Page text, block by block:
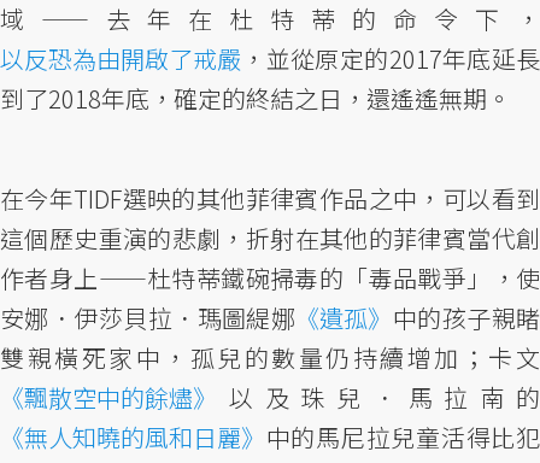
域——去年在杜特蒂的命令下，
以反恐為由開啟了戒嚴 ，並從原定的2017年底延長
到了2018年底，確定的終結之日，還遙遙無期。
在今年TIDF選映的其他菲律賓作品之中，可以看到
這個歷史重演的悲劇，折射在其他的菲律賓當代創
作者身上——杜特蒂鐵碗掃毒的「毒品戰爭」，使
安娜．伊莎貝拉．瑪圖緹娜 《遺孤》 中的孩子親睹
雙親橫死家中，孤兒的數量仍持續增加；卡文
《飄散空中的餘燼》
以及珠兒．馬拉南的
《無人知曉的風和日麗》 中的馬尼拉兒童活得比犯